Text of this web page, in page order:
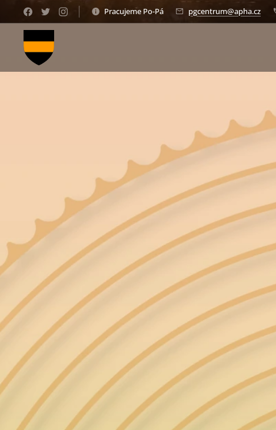
Pracujeme Po-Pá pgcentrum@apha.cz